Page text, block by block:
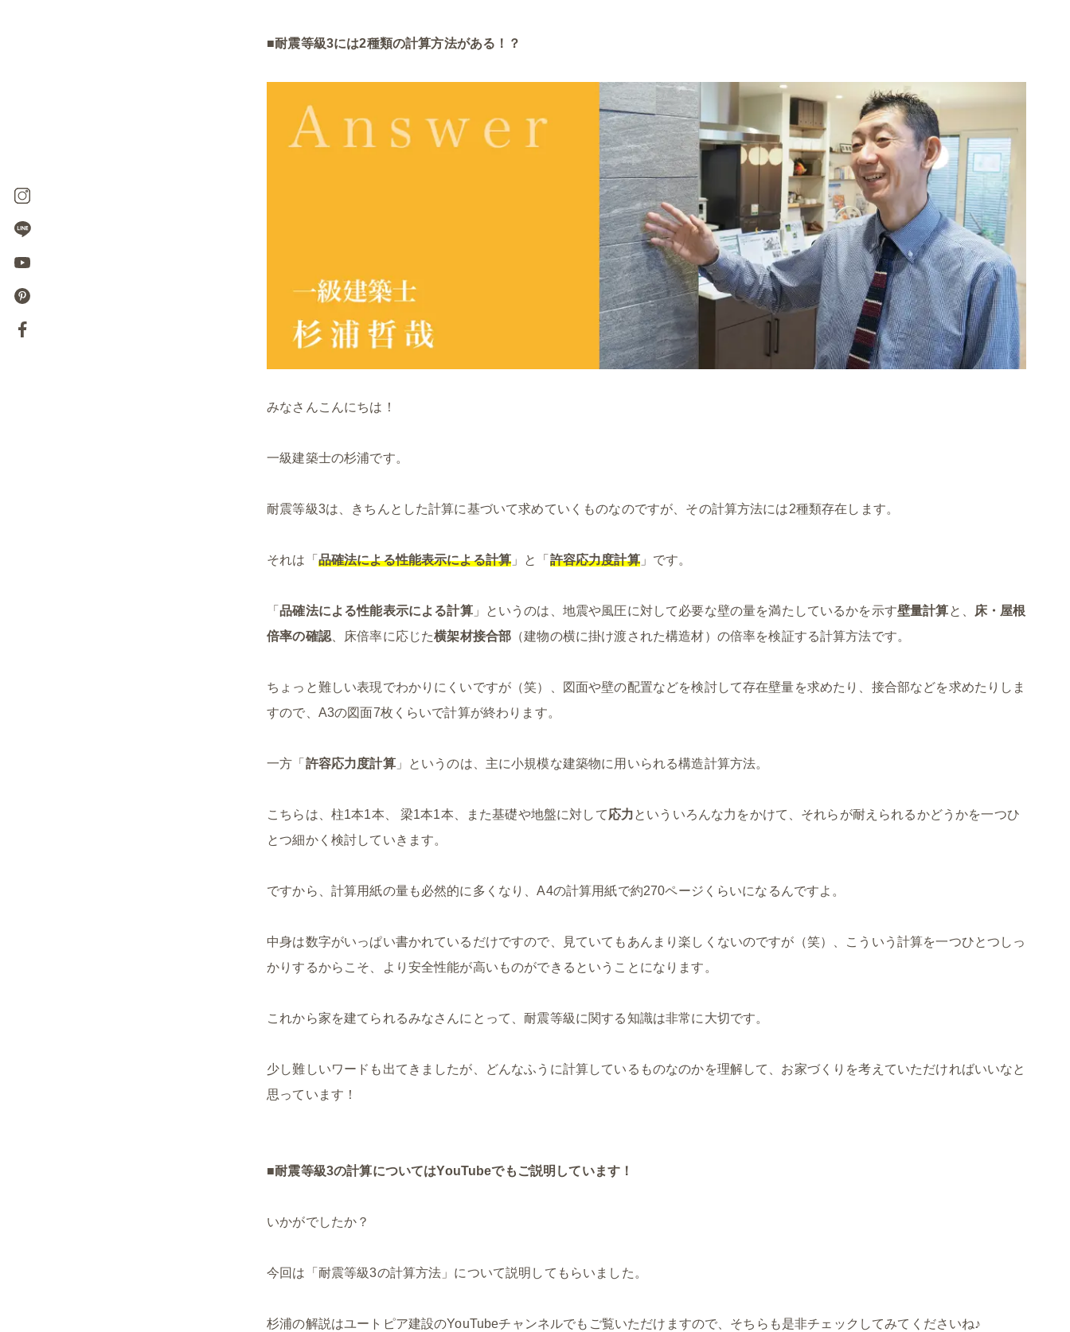
■耐震等級3には2種類の計算方法がある！？
みなさんこんにちは！
一級建築士の杉浦です。
耐震等級3は、きちんとした計算に基づいて求めていくものなのですが、その計算方法には2種類存在します。
それは「 品確法による性能表示による計算 」と「 許容応力度計算」です。
「品確法による性能表示による計算」というのは、地震や風圧に対して必要な壁の量を満たしているかを示す壁量計算と、
床・屋根
倍率の確認、床倍率に応じた横架材接合部 （建物の横に掛け渡された構造材）の倍率を検証する計算方法です。
ちょっと難しい表現でわかりにくいですが（笑）、図面や壁の配置などを検討して存在壁量を求めたり、接合部などを求めたりしま
すので、A3の図面7枚くらいで計算が終わります。
一方「 許容応力度計算」というのは、主に小規模な建築物に用いられる構造計算方法。
こちらは、柱1本1本、 梁1本1本、また基礎や地盤に対して応力といういろんな力をかけて、それらが耐えられるかどうかを一つひ
とつ細かく検討していきます。
ですから、計算用紙の量も必然的に多くなり、A4の計算用紙で約270ページくらいになるんですよ。
中身は数字がいっぱい書かれているだけですので、見ていてもあんまり楽しくないのですが（笑）、こういう計算を一つひとつしっ
かりするからこそ、より安全性能が高いものができるということになります。
これから家を建てられるみなさんにとって、耐震等級に関する知識は非常に大切です。
少し難しいワードも出てきましたが、どんなふうに計算しているものなのかを理解して、お家づくりを考えていただければいいなと
思っています！
■耐震等級3の計算についてはYouTubeでもご説明しています！
いかがでしたか？
今回は「耐震等級3の計算方法」について説明してもらいました。
杉浦の解説はユートピア建設のYouTubeチャンネルでもご覧いただけますので、そちらも是非チェックしてみてくださいね♪